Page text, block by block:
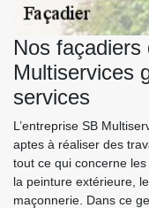
Nos
Multiservices
services
L’entreprise SB
aptes à réaliser des
tout ce qui concerne
la peinture extérieure,
maçonnerie. Dans ce